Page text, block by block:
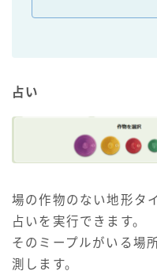
占い
場の作物のない地形タ
占いを実行できます。
そのミープルがいる場
測します。